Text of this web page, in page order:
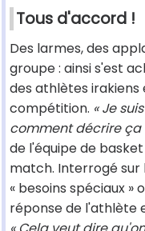
Tous d'accord !
Des larmes, des
groupe : ainsi s'est
des athlètes irakiens
compétition. « Je
comment décrire ça
de l'équipe de
match. Interrogé
« besoins spéciaux »
réponse de l'athlète